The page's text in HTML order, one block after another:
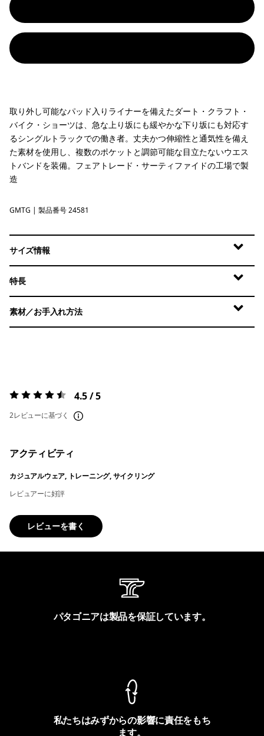
取り外し可能なパッド入りライナーを備えたダート・クラフト・
バイク・ショーツは、急な上り坂にも緩やかな下り坂にも対応す
るシングルトラックでの働き者。丈夫かつ伸縮性と通気性を備え
た素材を使用し、複数のポケットと調節可能な目立たないウエス
トバンドを装備。フェアトレード・サーティファイドの工場で製
造
Gumtree Green
GMTG | 製品番号 24581
サイズ情報
特長
素材／お手入れ方法
評価:4.5 / 5 4.5 / 5
2レビューに基づく
アクティビティ
カジュアルウェア, トレーニング, サイクリング
レビュアーに好評
レビューを書く
パタゴニアは製品を保証しています。
私たちはみずからの影響に責任をもち
ます。